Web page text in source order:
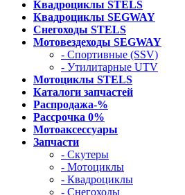
Квадроциклы STELS
Квадроциклы SEGWAY
Снегоходы STELS
Мотовездеходы SEGWAY
- Спортивные (SSV)
- Утилитарные UTV
Мотоциклы STELS
Каталоги запчастей
Распродажа-%
Рассрочка 0%
Мотоаксессуары
Запчасти
- Скутеры
- Мотоциклы
- Квадроциклы
- Снегоходы